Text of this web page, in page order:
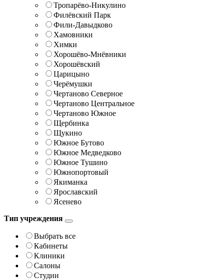
Тропарёво-Никулино
Филёвский Парк
Фили-Давыдково
Хамовники
Химки
Хорошёво-Мнёвники
Хорошёвский
Царицыно
Черёмушки
Чертаново Северное
Чертаново Центральное
Чертаново Южное
Щербинка
Щукино
Южное Бутово
Южное Медведково
Южное Тушино
Южнопортовый
Якиманка
Ярославский
Ясенево
Тип учреждения
Выбрать все
Кабинеты
Клиники
Салоны
Студии